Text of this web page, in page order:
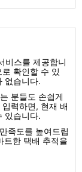
비스를 제공합니
확인할 수 있
없습니다.
분들도 손쉽게
력하면, 현재 배
있습니다.
족도를 높여드립
트한 택배 추적을